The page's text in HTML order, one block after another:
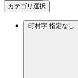
カテゴリ選択
町村字 指定なし